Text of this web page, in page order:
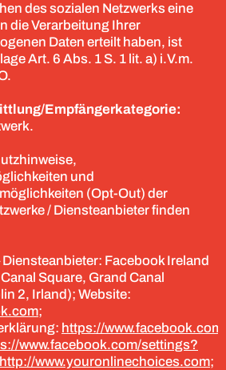
des sozialen Netzwerks eine
die Verarbeitung Ihrer
Daten erteilt haben, ist
Art. 6 Abs. 1 S. 1 lit. a) i.V.m.
Empfängerkategorie:
und
(Opt-Out) der
/ Diensteanbieter finden
Diensteanbieter: Facebook Ireland
Square, Grand Canal
2, Irland); Website:
;
https://
www.facebook.com/settings?
http://www.youronlinechoices.com;